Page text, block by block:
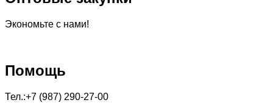
Экономьте с нами!
Помощь
Тел.:+7 (987) 290-27-00